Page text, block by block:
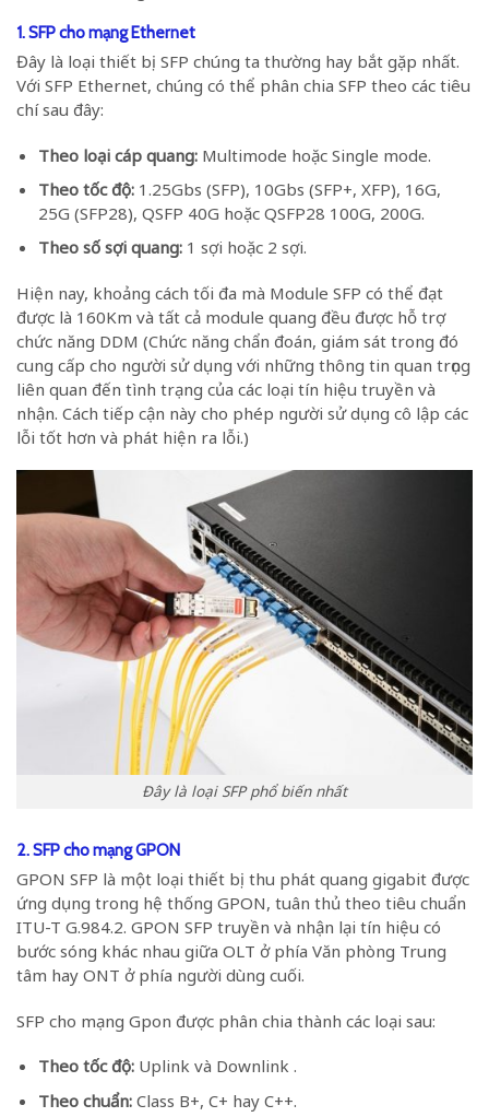
1. SFP cho mạng Ethernet
Đây là loại thiết bị SFP chúng ta thường hay bắt gặp nhất.
Với SFP Ethernet, chúng có thể phân chia SFP theo các tiêu
chí sau đây:
Theo loại cáp quang:Multimode hoặc Single mode.
Theo tốc độ:1.25Gbs (SFP), 10Gbs (SFP+, XFP), 16G,
25G (SFP28), QSFP 40G hoặc QSFP28 100G, 200G.
Theo số sợi quang:1 sợi hoặc 2 sợi.
Hiện nay, khoảng cách tối đa mà Module SFP có thể đạt
được là 160Km và tất cả module quang đều được hỗ trợ
chức năng DDM (Chức năng chẩn đoán, giám sát trong đó
cung cấp cho người sử dụng với những thông tin quan trọng
liên quan đến tình trạng của các loại tín hiệu truyền và
nhận. Cách tiếp cận này cho phép người sử dụng cô lập các
lỗi tốt hơn và phát hiện ra lỗi.)
Đây là loại SFP phổ biến nhất
2. SFP cho mạng GPON
GPON SFP là một loại thiết bị thu phát quang gigabit được
ứng dụng trong hệ thống GPON, tuân thủ theo tiêu chuẩn
ITU-T G.984.2. GPON SFP truyền và nhận lại tín hiệu có
bước sóng khác nhau giữa OLT ở phía Văn phòng Trung
tâm hay ONT ở phía người dùng cuối.
SFP cho mạng Gpon được phân chia thành các loại sau:
Theo tốc độ: Uplink và Downlink .
Theo chuẩn: Class B+, C+ hay C++.